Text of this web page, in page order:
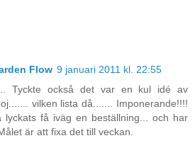
Flow 9 januari 2011 kl. 22:55
Tyckte också det var en kul idé av
vilken lista då....... Imponerande!!!!
lyckats få iväg en beställning... och har
är att fixa det till veckan.